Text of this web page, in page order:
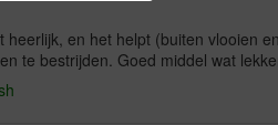
heerlijk, en het helpt (buiten vlooien
te bestrijden. Goed middel wat